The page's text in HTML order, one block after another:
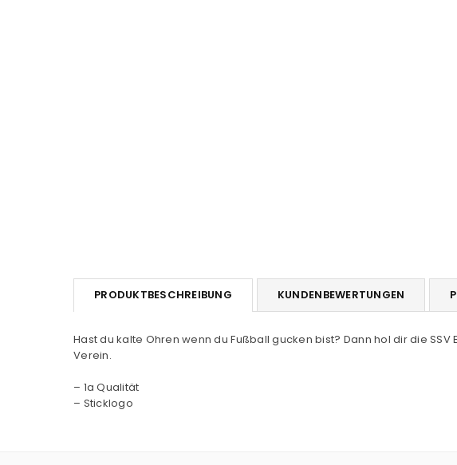
PRODUKTBESCHREIBUNG KUNDENBEWERTUNGEN
Hast du kalte Ohren wenn du Fußball gucken bist? Dann hol dir die
Verein.
– 1a Qualität
– Sticklogo